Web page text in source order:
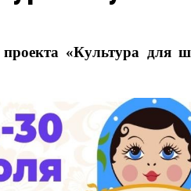
«Культура для